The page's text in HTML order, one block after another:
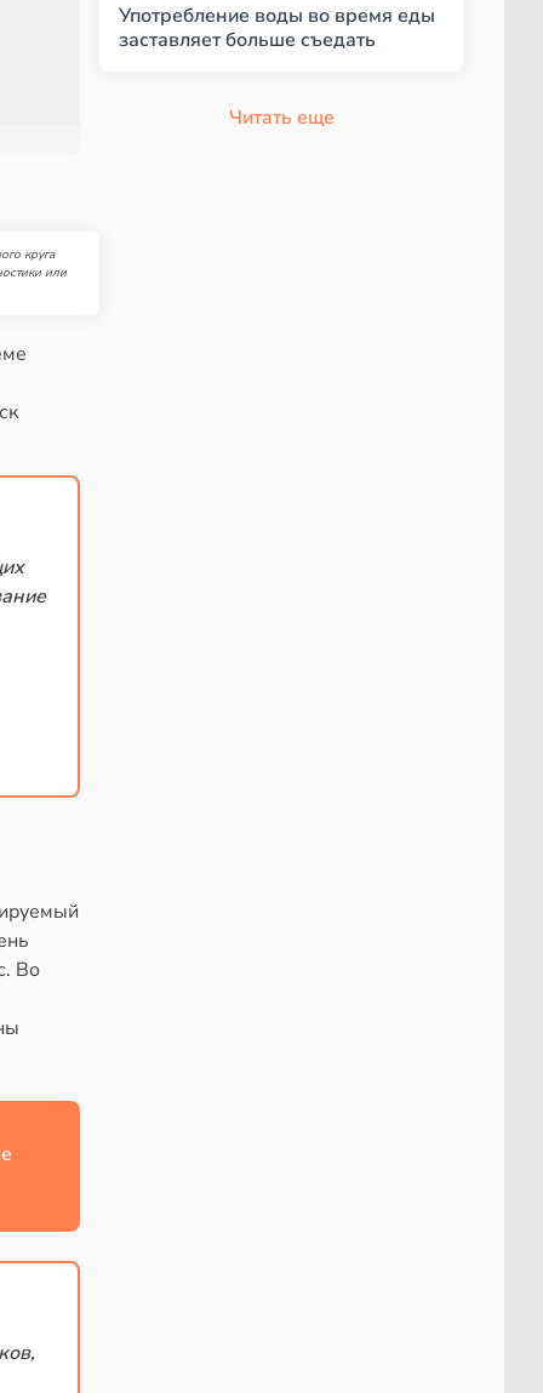
круга
или
Во
Употребление воды во время еды
заставляет больше съедать
Читать еще